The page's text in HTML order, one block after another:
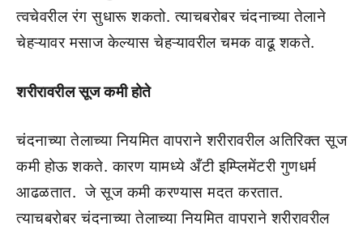
त्वचेवरील रंग सुधारू शकतो. त्याचबरोबर चंदनाच्या तेलाने
चेहऱ्यावर मसाज केल्यास चेहऱ्यावरील चमक वाढू शकते.
शरीरावरील सूज कमी होते
चंदनाच्या तेलाच्या नियमित वापराने शरीरावरील अतिरिक्त सूज
कमी होऊ शकते. कारण यामध्ये अँटी इम्प्लिमेंटरी गुणधर्म
आढळतात. जे सूज कमी करण्यास मदत करतात.
त्याचबरोबर चंदनाच्या तेलाच्या नियमित वापराने शरीरावरील